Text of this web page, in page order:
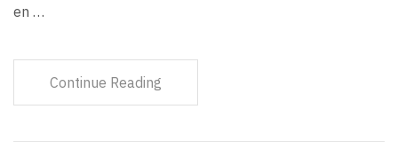
en …
Continue Reading